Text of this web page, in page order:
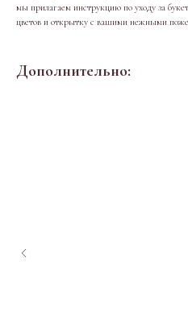
мы прилагаем инструкцию по уходу за
цветов и открытку с вашими нежными
Дополнительно: